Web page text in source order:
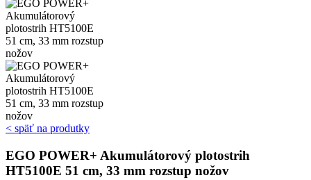
< späť na produtky
EGO POWER+ Akumulátorový plotostrih
HT5100E 51 cm, 33 mm rozstup nožov